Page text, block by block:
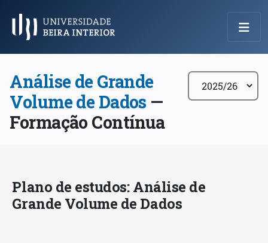
Menu Principal
Análise de Grande
Volume de Dados —
Formação Contínua
Plano de estudos: Análise de
Grande Volume de Dados